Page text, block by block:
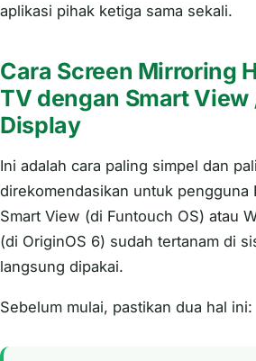
aplikasi pihak ketiga sama sekali.
Cara Screen Mirroring
TV dengan Smart View
Display
Ini adalah cara paling simpel dan
direkomendasikan untuk pengguna
Smart View (di Funtouch OS) atau
(di OriginOS 6) sudah tertanam di
langsung dipakai.
Sebelum mulai, pastikan dua hal ini: